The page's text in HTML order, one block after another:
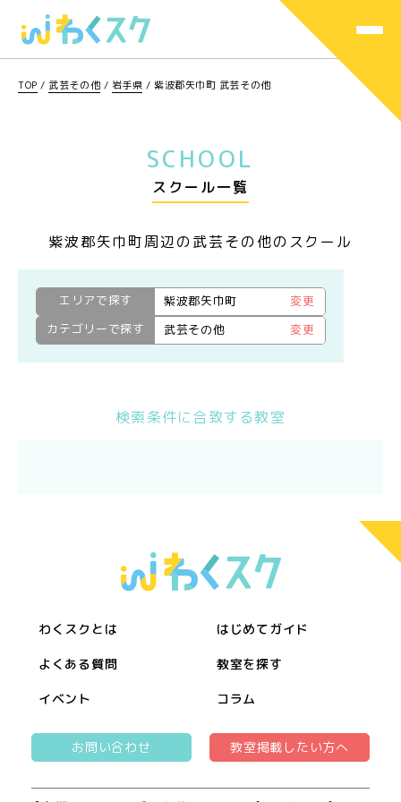
TOP / 武芸その他 / 岩手県 /紫波郡矢巾町 武芸その他
SCHOOL
スクール一覧
紫波郡矢巾町周辺の武芸その他のスクール
エリアで探す 紫波郡矢巾町
変更
カテゴリーで探す
武芸その他 変更
検索条件に合致する教室
わくスクとは はじめてガイド
よくある質問 教室を探す
イベント コラム
お問い合わせ 教室掲載したい方へ